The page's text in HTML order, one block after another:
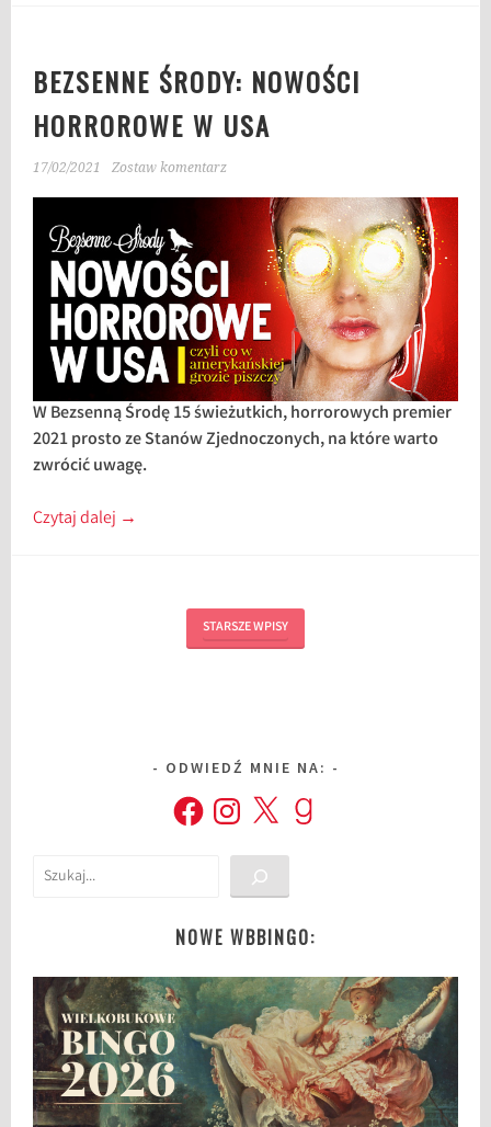
BEZSENNE ŚRODY: NOWOŚCI
HORROROWE W USA
17/02/2021 Zostaw komentarz
W Bezsenną Środę 15 świeżutkich, horrorowych premier
2021 prosto ze Stanów Zjednoczonych, na które warto
zwrócić uwagę.
Czytaj dalej →
STARSZE WPISY
ODWIEDŹ MNIE NA:
FacebookInstagram
X Goodreads
Szukaj
NOWE WBBINGO: